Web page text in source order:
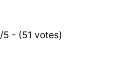
5 - (51 votes)